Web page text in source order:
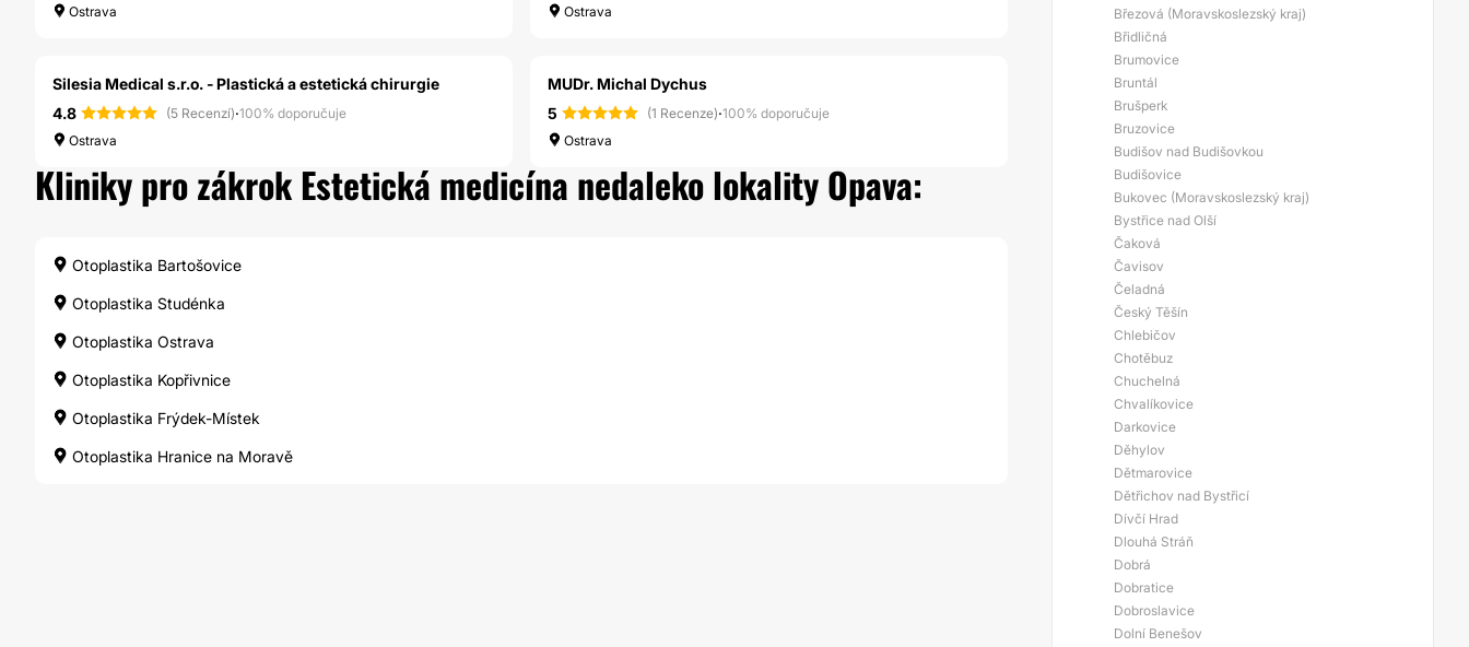
Ostrava
Ostrava
Silesia Medical s.r.o. - Plastická a estetická chirurgie
4.8
(5 Recenzí)·100% doporučuje
Ostrava
MUDr. Michal Dychus
5
(1 Recenze)·100% doporučuje
Ostrava
Kliniky pro zákrok Estetická medicína nedaleko lokality Opava:
Otoplastika Bartošovice
Otoplastika Studénka
Otoplastika Ostrava
Otoplastika Kopřivnice
Otoplastika Frýdek-Místek
Otoplastika Hranice na Moravě
Březová (Moravskoslezský kraj)
Břidličná
Brumovice
Bruntál
Brušperk
Bruzovice
Budišov nad Budišovkou
Budišovice
Bukovec (Moravskoslezský kraj)
Bystřice nad Olší
Čaková
Čavisov
Čeladná
Český Těšín
Chlebičov
Chotěbuz
Chuchelná
Chvalíkovice
Darkovice
Děhylov
Dětmarovice
Dětřichov nad Bystřicí
Dívčí Hrad
Dlouhá Stráň
Dobrá
Dobratice
Dobroslavice
Dolní Benešov